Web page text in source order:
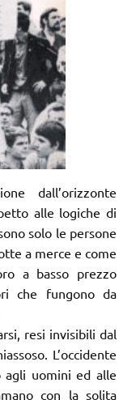
dall’orizzonte
alle logiche di
solo le persone
a merce e come
a basso prezzo
che fungono da
resi invisibili dal
L’occidente
agli uomini ed alle
con la solita